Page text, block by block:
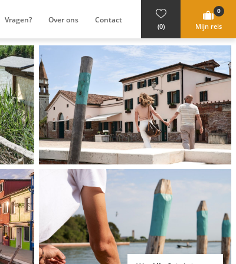
Vragen? Over ons Contact
(0)
0
Mijn reis